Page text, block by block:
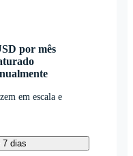
por mês
em escala e
7 dias